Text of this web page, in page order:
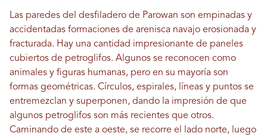
Las paredes del desfiladero de Parowan son empinadas y
accidentadas formaciones de arenisca navajo erosionada y
fracturada. Hay una cantidad impresionante de paneles
cubiertos de petroglifos. Algunos se reconocen como
animales y figuras humanas, pero en su mayoría son
formas geométricas. Círculos, espirales, líneas y puntos se
entremezclan y superponen, dando la impresión de que
algunos petroglifos son más recientes que otros.
Caminando de este a oeste, se recorre el lado norte, luego